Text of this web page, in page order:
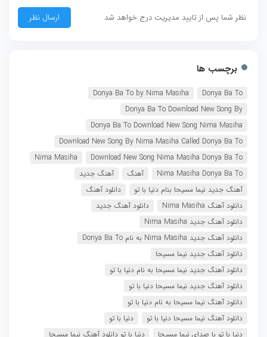
نظر شما پس از تایید مدیریت درج خواهد شد
برچسب ها
Donya Ba To
Donya Ba To by Nima Masiha
Donya Ba To Download New Song By
Donya Ba To Download New Song Nima Masiha
Download New Song By Nima Masiha Called Donya Ba To
Download New Song Nima Masiha Donya Ba To
Nima Masiha
Nima Masiha Donya Ba To
آهنگ
آهنگ جدید
آهنگ جدید نیما مسیحا بنام دنیا با تو
دانلود آهنگ
دانلود آهنگ Nima Masiha
دانلود آهنگ جدید
دانلود آهنگ جدید Nima Masiha
دانلود آهنگ جدید Nima Masiha به نام Donya Ba To
دانلود آهنگ جدید نیما مسیحا
دانلود آهنگ جدید نیما مسیحا به نام دنیا با تو
دانلود آهنگ جدید نیما مسیحا دنیا با تو
دانلود آهنگ نیما مسیحا به نام دنیا با تو
دانلود آهنگ نیما مسیحا دنیا با تو
دنیا با تو
دنیا با تو با صدای نیما مسیحا
دنیا با تو دانلود آهنگ نیما مسیحا